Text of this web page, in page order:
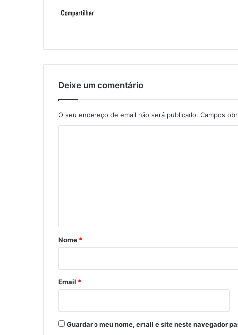
Deixe um comentário
O seu endereço de email não será publicado. Campos
r
*
Nome *
Email *
Guardar o meu nome, email e site neste navegador